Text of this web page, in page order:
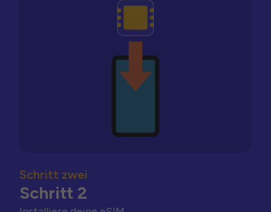
Schritt zwei
Schritt 2